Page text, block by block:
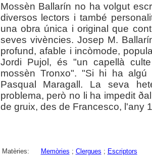
Mossèn Ballarín no ha volgut
diversos lectors i també
una obra única i original que
seves vivències. Josep M.
profund, afable i incòmode,
Jordi Pujol, és "un capellà
mossèn Tronxo". "Si hi ha
Pasqual Maragall. La seva
problema, però no li ha impedit
de gruix, des de Francesco, l'any
Matèries: Memòries ; Clergues ; Escriptors